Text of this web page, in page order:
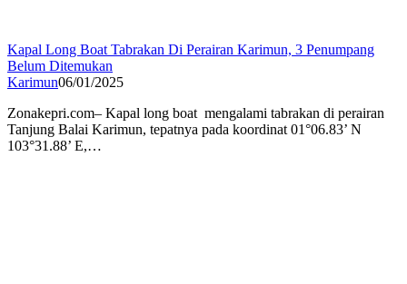
Kapal Long Boat Tabrakan Di Perairan Karimun, 3 Penumpang
Belum Ditemukan
Karimun06/01/2025
Zonakepri.com– Kapal long boat mengalami tabrakan di perairan
Tanjung Balai Karimun, tepatnya pada koordinat 01°06.83’ N
103°31.88’ E,…